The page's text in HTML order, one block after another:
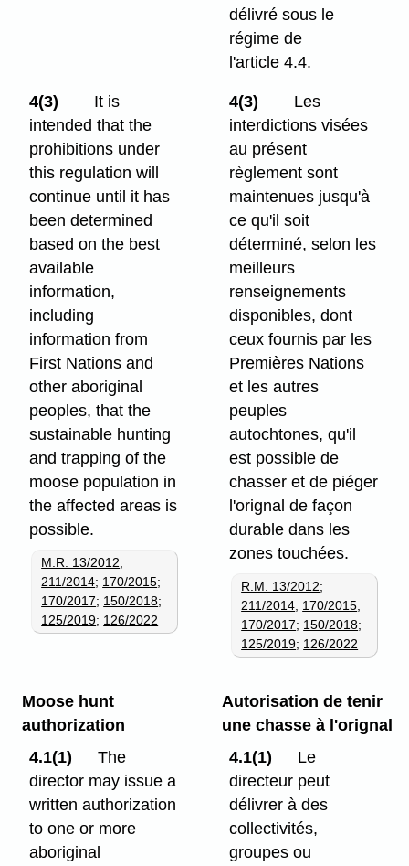
délivré sous le
régime de
l'article 4.4.
4(3)
It is
intended that the
prohibitions under
this regulation will
continue until it has
been determined
based on the best
available
information,
including
information from
First Nations and
other aboriginal
peoples, that the
sustainable hunting
and trapping of the
moose population in
the affected areas is
possible.
M.R. 13/2012;
211/2014; 170/2015;
170/2017; 150/2018;
125/2019; 126/2022
4(3)
Les
interdictions visées
au présent
règlement sont
maintenues jusqu'à
ce qu'il soit
déterminé, selon les
meilleurs
renseignements
disponibles, dont
ceux fournis par les
Premières Nations
et les autres
peuples
autochtones, qu'il
est possible de
chasser et de piéger
l'orignal de façon
durable dans les
zones touchées.
R.M. 13/2012;
211/2014; 170/2015;
170/2017; 150/2018;
125/2019; 126/2022
Moose hunt
authorization
4.1(1)
The
director may issue a
written authorization
to one or more
aboriginal
Autorisation de tenir
une chasse à l'orignal
4.1(1)
Le
directeur peut
délivrer à des
collectivités,
groupes ou